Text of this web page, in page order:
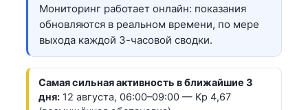
Мониторинг работает онлайн: показания
обновляются в реальном времени, по мере
выхода каждой 3-часовой сводки.
Самая сильная активность в ближайшие 3
дня: 12 августа, 06:00–09:00 — Kp 4,67